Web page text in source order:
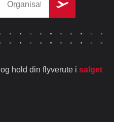
og hold din flyverute isalget